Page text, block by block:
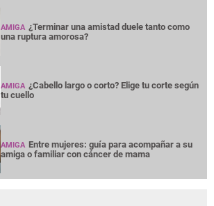
AMIGA ¿Terminar una amistad duele tanto como
una ruptura amorosa?
AMIGA ¿Cabello largo o corto? Elige tu corte según
tu cuello
AMIGA Entre mujeres: guía para acompañar a su
amiga o familiar con cáncer de mama